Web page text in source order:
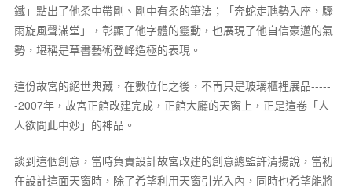
鐵」點出了他柔中帶剛、剛中有柔的筆法；「奔蛇走虺勢入座，驟
雨旋風聲滿堂」，彰顯了他字體的靈動，也展現了他自信豪邁的氣
勢，堪稱是草書藝術登峰造極的表現。
這份故宮的絕世典藏，在數位化之後，不再只是玻璃櫃裡展品-----
-2007年，故宮正館改建完成，正館大廳的天窗上，正是這卷「人
人欲問此中妙」的神品。
談到這個創意，當時負責設計故宮改建的創意總監許清揚說，當初
在設計這面天窗時，除了希望利用天窗引光入內，同時也希望能將